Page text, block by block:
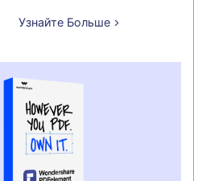
Узнайте Больше >